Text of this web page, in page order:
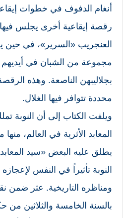
أنغام الدفوف في خطوات
رقصة إيقاعية أخرى يجلس
العنجريب «السرير»، في
مجموعة من الشبان في أيديهم
بجلاليبهن الناصعة. وهذه
محددة تتوافر فيها الغلال.
ويلفت الكتاب إلى أن النوبة
المعابد الأثرية في العالم،
يطلق عليه البعض «سيد
النوبة تأثيراً في النفس
ومناظره التاريخية. عثر
بالسنة الخامسة والثلاثين